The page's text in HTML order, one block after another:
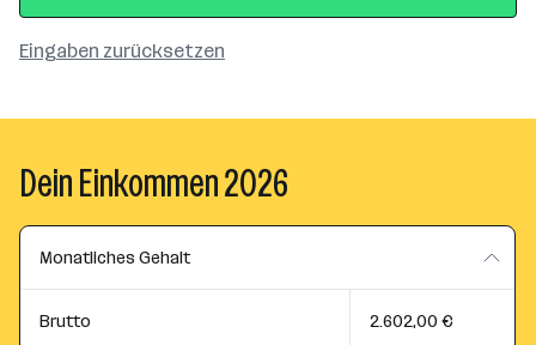
Eingaben zurücksetzen
Dein Einkommen 2026
Monatliches Gehalt
Brutto 2.602,00 €